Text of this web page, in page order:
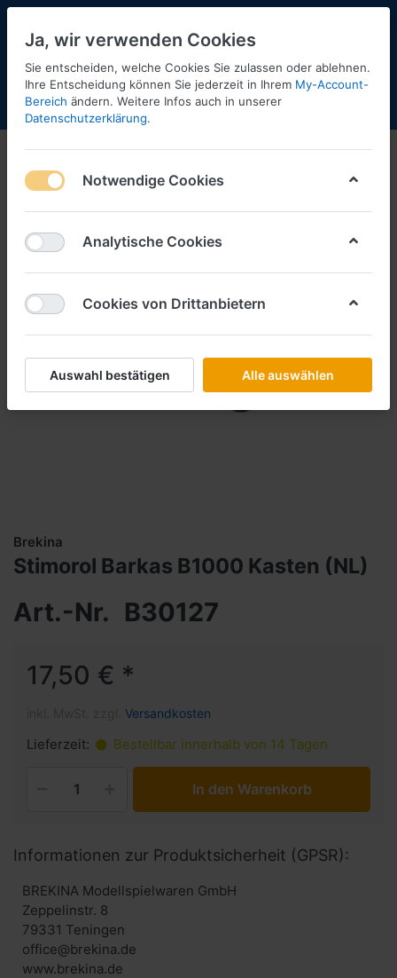
Menü Anmelden Shopaktualisierung
Brekina
Stimorol Barkas B1000 Kasten (NL)
Art.-Nr. B30127
17,50 € *
Versandkosten
Lieferzeit: Bestellbar innerhalb von 14 Tagen
In den Warenkorb
Informationen zur Produktsicherheit (GPSR):
BREKINA Modellspielwaren GmbH
Zeppelinstr. 8
79331 Teningen
office@brekina.de
www.brekina.de
Ja, wir verwenden Cookies
Sie entscheiden, welche Cookies Sie zulassen oder ablehnen.
Ihre Entscheidung können Sie jederzeit in Ihrem My-Account-
Bereich ändern. Weitere Infos auch in unserer
Datenschutzerklärung.
Notwendige Cookies
Analytische Cookies
Cookies von Drittanbietern
Auswahl bestätigen Alle auswählen